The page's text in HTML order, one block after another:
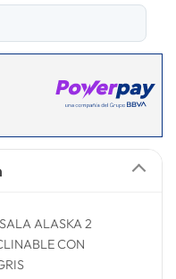
ALASKA 2
CON